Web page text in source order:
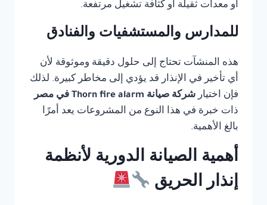
أو معدات ثقيلة أو كثافة تشغيل مرتفعة.
للمدارس والمستشفيات والفنادق
هذه المنشآت تحتاج إلى حلول دقيقة وموثوقة لأن
أي تأخير في الإنذار قد يؤدي إلى مخاطر كبيرة. لذلك
فإن اختيار شركة صيانة Thorn fire alarm في مصر
ذات خبرة في هذا النوع من المشروعات يعد أمرًا
بالغ الأهمية.
أهمية الصيانة الدورية لأنظمة
إنذار الحريق